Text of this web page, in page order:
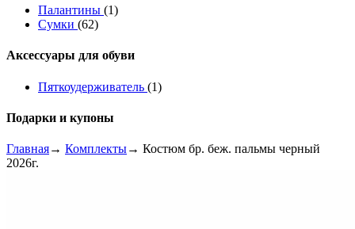
Палантины (1)
Сумки (62)
Аксессуары для обуви
Пяткоудерживатель (1)
Подарки и купоны
Главная→ Комплекты→ Костюм бр. беж. пальмы черный
2026г.